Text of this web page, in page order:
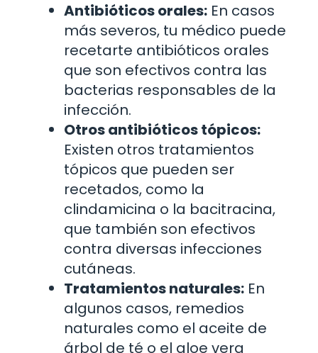
Antibióticos orales: En casos
más severos, tu médico puede
recetarte antibióticos orales
que son efectivos contra las
bacterias responsables de la
infección.
Otros antibióticos tópicos:
Existen otros tratamientos
tópicos que pueden ser
recetados, como la
clindamicina o la bacitracina,
que también son efectivos
contra diversas infecciones
cutáneas.
Tratamientos naturales: En
algunos casos, remedios
naturales como el aceite de
árbol de té o el aloe vera